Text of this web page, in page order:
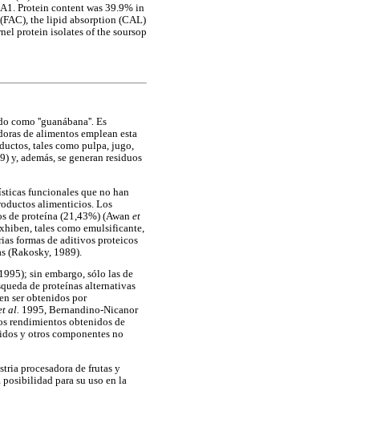
Protein content was 39.9% in
the lipid absorption (CAL)
protein isolates of the soursop
como ''guanábana''. Es
de alimentos emplean esta
tales como pulpa, jugo,
y, además, se generan residuos
funcionales que no han
alimenticios. Los
de proteína (21,43%) (Awan et
tales como emulsificante,
formas de aditivos proteicos
(Rakosky, 1989).
1995); sin embargo, sólo las de
de proteínas alternativas
ser obtenidos por
al. 1995, Bernandino-Nicanor
rendimientos obtenidos de
y otros componentes no
procesadora de frutas y
para su uso en la